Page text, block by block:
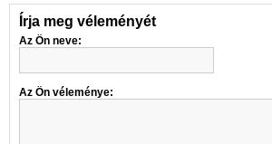
Írja meg véleményét
Az Ön neve:
Az Ön véleménye: